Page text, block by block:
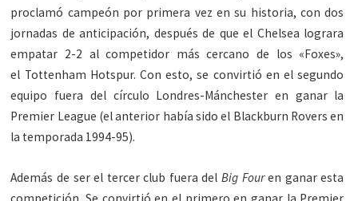
proclamó campeón por primera vez en su historia, con dos
jornadas de anticipación, después de que el Chelsea lograra
empatar 2-2 al competidor más cercano de los «Foxes»,
el Tottenham Hotspur. Con esto, se convirtió en el segundo
equipo fuera del círculo Londres-Mánchester en ganar la
Premier League (el anterior había sido el Blackburn Rovers en
la temporada 1994-95).
Además de ser el tercer club fuera delBig Fouren ganar esta